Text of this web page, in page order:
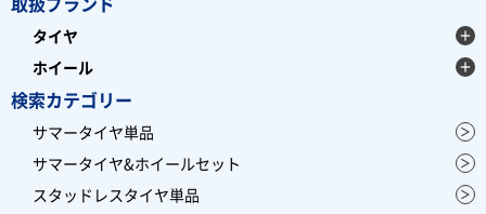
タイヤ
ホイール
検索カテゴリー
サマータイヤ単品
サマータイヤ&ホイールセット
スタッドレスタイヤ単品